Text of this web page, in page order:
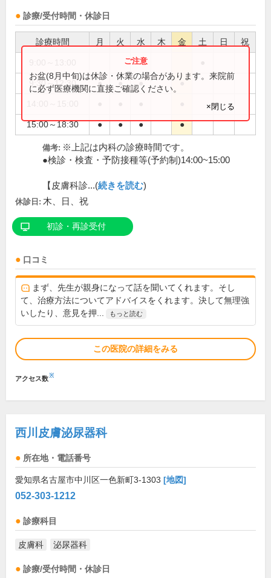
診療/受付時間・休診日
診療時間 月 火 水 木 金 土 日 祝
9:30～12:30 ● ● ● ●
15:00～18:30 ● ● ● ●
お盆(8月中旬)は休診・休業の場合があります。来院前
に必ず医療機関に直接ご確認ください。
×閉じる
備考: ※上記は内科の診療時間です。
●検診・検査・予防接種等(予約制)14:00~15:00
【皮膚科診...(続きを読む)
休診日: 木、日、祝
初診・再診受付
口コミ
まず、先生が親身になって話を聞いてくれます。そし
て、治療方法についてアドバイスをくれます。決して無理強
いしたり、意見を押...
もっと読む
この医院の詳細をみる
アクセス数※
西川皮膚泌尿器科
所在地・電話番号
愛知県名古屋市中川区一色新町3-1303 [地図]
052-303-1212
診療科目
皮膚科 泌尿器科
診療/受付時間・休診日